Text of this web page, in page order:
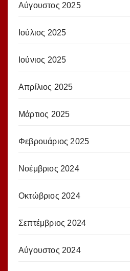
Αύγουστος 2025
Ιούλιος 2025
Ιούνιος 2025
Απρίλιος 2025
Μάρτιος 2025
Φεβρουάριος 2025
Νοέμβριος 2024
Οκτώβριος 2024
Σεπτέμβριος 2024
Αύγουστος 2024